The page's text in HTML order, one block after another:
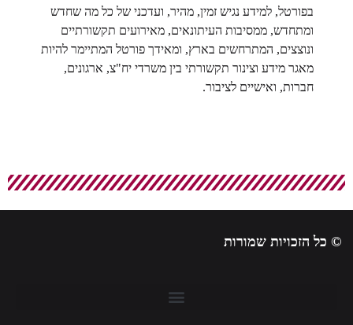
בפורטל, למידע נגיש זמין, מהיר, ועדכני של כל מה שחדש
ומתחדש, ממסיבות העיתונאים, מאירועים תקשורתיים
ונוצצים, המתרחשים בארץ, ומאידך פורטל המתיימר להיות
מאגר מידע וצינור תקשורתי בין משרדי יח"צ, ארגונים,
חברות, ואישיים לציבור.
© כל הזכויות שמורות